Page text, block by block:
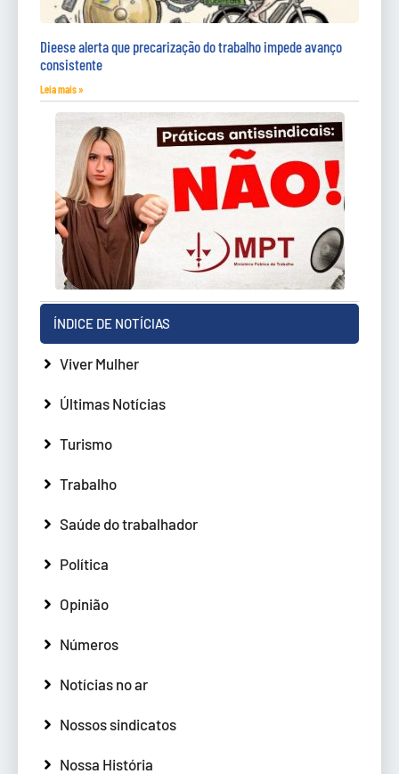
Dieese alerta que precarização do trabalho impede avanço
consistente
Leia mais »
ÍNDICE DE NOTÍCIAS
Viver Mulher
Últimas Notícias
Turismo
Trabalho
Saúde do trabalhador
Política
Opinião
Números
Notícias no ar
Nossos sindicatos
Nossa História